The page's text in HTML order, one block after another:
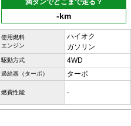
満タンでどこまで走る？
-km
使用燃料
エンジン
ハイオク
ガソリン
駆動方式 4WD
過給器（ターボ） ターボ
燃費性能 -